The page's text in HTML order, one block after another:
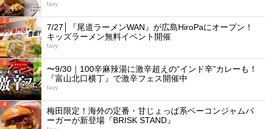
favy
2
7/27│『尾道ラーメンWAN』が広島HiroPaにオープン！
キッズラーメン無料イベント開催
favy
3
〜9/30｜100辛麻辣湯に激辛超えの“インド辛”カレーも！
『富山北口横丁』で激辛フェス開催中
favy
4
梅田限定！海外の定番・甘じょっぱ系ベーコンジャムバ
ーガーが新登場『BRISK STAND』